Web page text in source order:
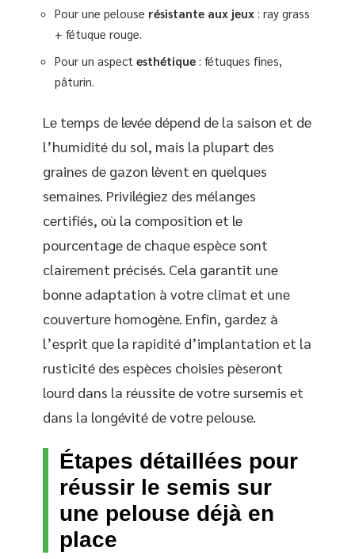
Pour une pelouse résistante aux jeux : ray grass
+ fétuque rouge.
Pour un aspect esthétique : fétuques fines,
pâturin.
Le temps de levée dépend de la saison et de
l’humidité du sol, mais la plupart des
graines de gazon lèvent en quelques
semaines. Privilégiez des mélanges
certifiés, où la composition et le
pourcentage de chaque espèce sont
clairement précisés. Cela garantit une
bonne adaptation à votre climat et une
couverture homogène. Enfin, gardez à
l’esprit que la rapidité d’implantation et la
rusticité des espèces choisies pèseront
lourd dans la réussite de votre sursemis et
dans la longévité de votre pelouse.
Étapes détaillées pour
réussir le semis sur
une pelouse déjà en
place